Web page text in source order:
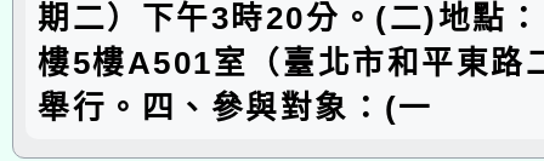
期二）下午3時20分。(二)地點
樓5樓A501室（臺北市和平東路
舉行。四、參與對象：(一